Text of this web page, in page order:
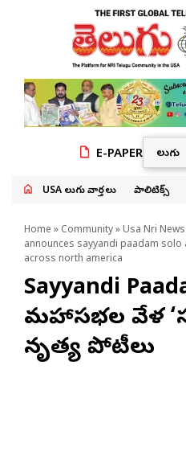
E-PAPER
USA తెలుగు వార్తలు పాలిటిక్స్
Home » Community» Usa Nri News
announces sayyandi paadam
across north america
Sayyandi
మహాసభల వేళ
నృత్య పోటీలు